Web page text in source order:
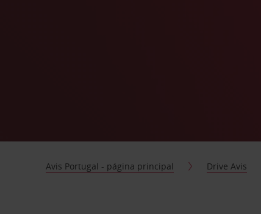
Avis Portugal - página principal Drive Avis